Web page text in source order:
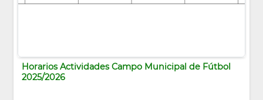
Horarios Actividades Campo Municipal de Fútbol
2025/2026